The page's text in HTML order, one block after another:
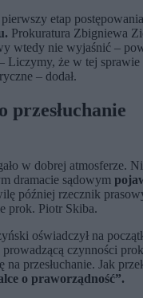
etap
Prokuratura Zbigniewa
wtedy nie wyjaśnić –
Liczymy, że w tej sprawie
– dodał.
przesłuchanie
w dobrej atmosferze.
dramacie sądowym
później rzecznik
prok. Piotr Skiba.
oświadczył na
prowadzącą czynności
na przesłuchanie. Jak
o praworządność”.